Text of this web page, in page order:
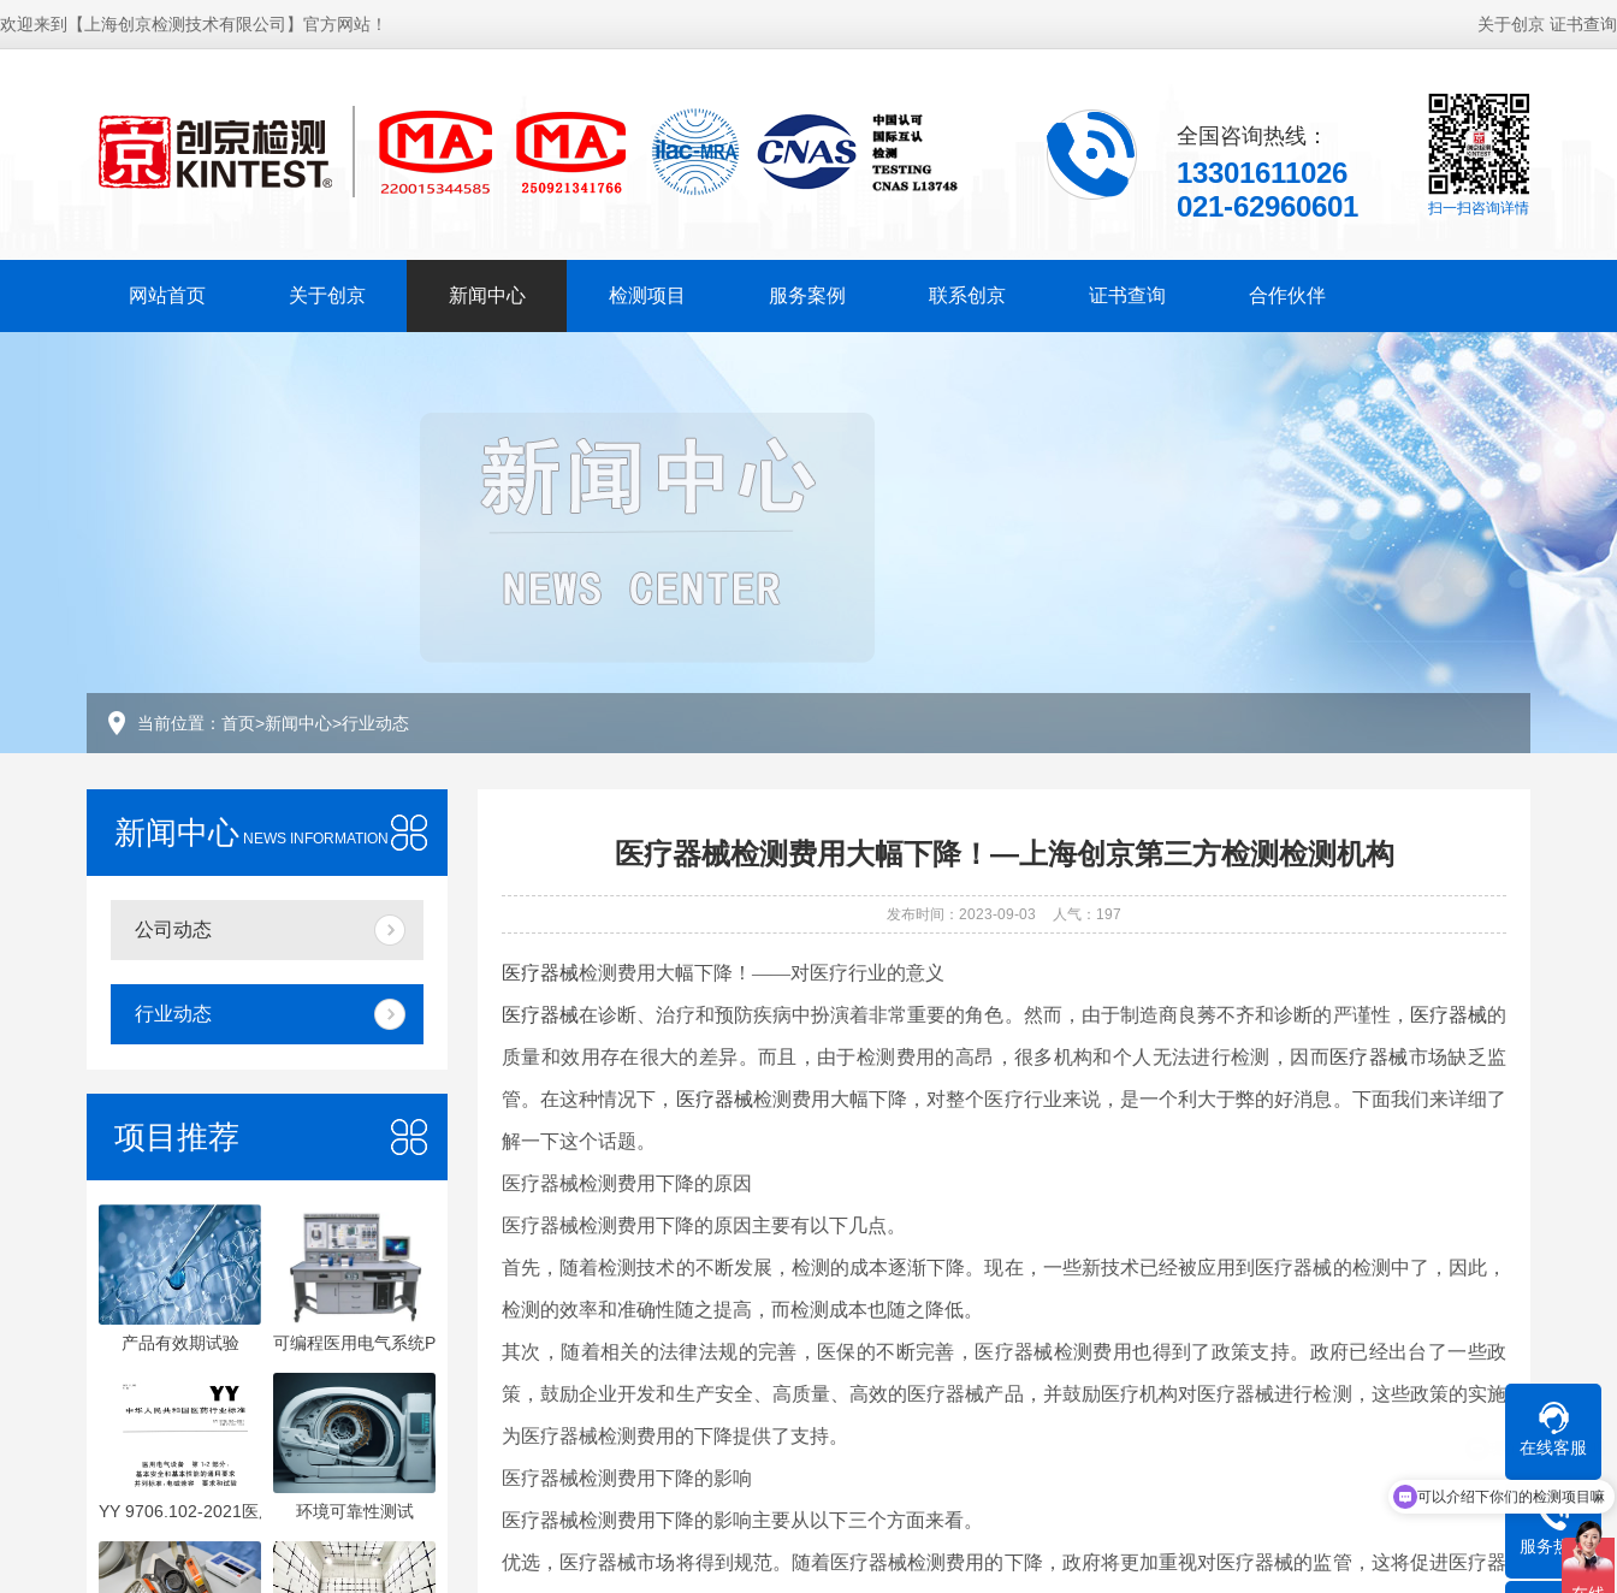
欢迎来到【上海创京检测技术有限公司】官方网站！ 关于创京 证书查询
扫一扫咨询详情
全国咨询热线：
13301611026
021-62960601
网站首页 关于创京 新闻中心 检测项目 服务案例 联系创京 证书查询 合作伙伴
当前位置： 首页>新闻中心>行业动态
新闻中心 NEWS INFORMATION
公司动态
行业动态
项目推荐
产品有效期试验 可编程医用电气系统PEMS
YY 9706.102-2021医用电气设备 第1-2部分：基本安全和基本性能的通用要求 并列标准：···
环境可靠性测试
医疗器械检测费用大幅下降！—上海创京第三方检测检测机构
发布时间：2023-09-03 人气： 197
医疗器械检测费用大幅下降！——对医疗行业的意义
医疗器械在诊断、治疗和预防疾病中扮演着非常重要的角色。然而，由于制造商良莠不齐和诊断的严谨性， 医疗器械的
质量和效用存在很大的差异。而且，由于检测费用的高昂，很多机构和个人无法进行检测，因而医疗器械市场缺乏监
管。在这种情况下， 医疗器械检测费用大幅下降，对整个医疗行业来说，是一个利大于弊的好消息。下面我们来详细了
解一下这个话题。
医疗器械检测费用下降的原因
医疗器械检测费用下降的原因主要有以下几点。
首先，随着检测技术的不断发展，检测的成本逐渐下降。现在，一些新技术已经被应用到医疗器械的检测中了，因此，
检测的效率和准确性随之提高，而检测成本也随之降低。
其次，随着相关的法律法规的完善，医保的不断完善，医疗器械检测费用也得到了政策支持。政府已经出台了一些政
策，鼓励企业开发和生产安全、高质量、高效的医疗器械产品，并鼓励医疗机构对医疗器械进行检测，这些政策的实施
为医疗器械检测费用的下降提供了支持。
医疗器械检测费用下降的影响
医疗器械检测费用下降的影响主要从以下三个方面来看。
优选，医疗器械市场将得到规范。随着医疗器械检测费用的下降，政府将更加重视对医疗器械的监管，这将促进医疗器
在线客服
服务热线
可以介绍下你们的检测项目嘛